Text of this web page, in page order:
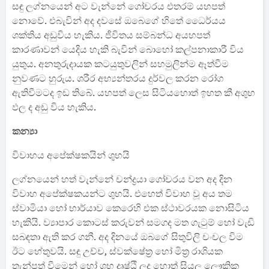
සඳු ලග්නයෙන් අට වැන්නේ ගෝචරය එතරම් යහපත්
නොවේ. එබැවින් අද දවසේ ඔබෙගේ හිතේ ධෛර්යය
ශක්තිය අඩුවිය හැකිය. ජීවිතය සම්බන්ධ අයහපත්
කාරණාවන් යෙදිය හැකි බැවින් බොහෝ කල්පනාකාරී විය
යුතුය. අනතුරුදායක කටයුතුවලින් සහමුලින්ම ඈත්වීම
නුවණට හුරුය. ශරීර අභ්‍යන්තරය දුර්වල කරන රෝග
ඇතිවීමටද ඉඩ තිබේ. යහපත් ලෙස සිටියහොත් ඉහත කී අශුභ
ඵල ද අඩු විය හැකිය.
කන්‍යා
විවාහය අපේක්ෂකයින් ශුභයි
ලග්නයෙන් හත් වැන්නේ චන්ද්‍රයා ගෝචරය වන අද දින
විවාහ අපේක්ෂකයන්ට ශුභයි. එහෙත් විවාහ වූ අය තම
ස්වාමියා හෝ භාර්යාව කෙරෙහි එක ස්ථාවරයක නොසිටිය
හැකියි. ව්‍යාපාර කොටස් කරුවන් සමගද මත ගැටුම් හෝ වැඩි
සබඳතා ඇති කර ගනී. අද දිනයේ ඔබගේ සිතුවිලි චංචල විම
ඊට හේතුවයි. සඳු උච්ච, ස්වක්ෂේත්‍ර හෝ මිත්‍ර රාශියක
තැන්පත් වීමෙන් හෝ ශුභ දෘෂ්ඨි ලද හොත් සියලු ලෞකික